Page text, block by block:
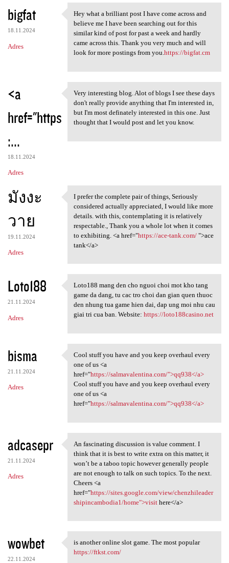
bigfat
18.11.2024
Adres
Hey what a brilliant post I
Hey what a brilliant post I have come across and
believe me I have been searching out for this
similar kind of post for past a week and hardly
came across this. Thank you very much and will
look for more postings from you.https://bigfat.cm
<a
href="https
:...
18.11.2024
Adres
Very interesting blog. Alot
Very interesting blog. Alot of blogs I see these days
don't really provide anything that I'm interested in,
but I'm most definately interested in this one. Just
thought that I would post and let you know.
มังงะ
วาย
19.11.2024
Adres
I prefer the complete pair of
I prefer the complete pair of things, Seriously
considered actually appreciated, I would like more
details. with this, contemplating it is relatively
respectable., Thank you a whole lot when it comes
to exhibiting. <a href="https://ace-tank.com/">ace
tank</a>
Loto188
21.11.2024
Adres
Loto188 mang den cho nguoi
Loto188 mang den cho nguoi choi mot kho tang
game da dang, tu cac tro choi dan gian quen thuoc
den nhung tua game hien dai, dap ung moi nhu cau
giai tri cua ban. Website: https://loto188casino.net
bisma
21.11.2024
Adres
Cool stuff you have and you
Cool stuff you have and you keep overhaul every
one of us <a
href="https://salmavalentina.com/">qq938</a>
Cool stuff you have and you keep overhaul every
one of us <a
href="https://salmavalentina.com/">qq938</a>
adcasepr
21.11.2024
Adres
An fascinating discussion is
An fascinating discussion is value comment. I
think that it is best to write extra on this matter, it
won’t be a taboo topic however generally people
are not enough to talk on such topics. To the next.
Cheers <a
href="https://sites.google.com/view/chenzhileader
shipincambodia1/home">visithere</a>
wowbet
22.11.2024
is another online slot game.
is another online slot game. The most popular
https://ftkst.com/